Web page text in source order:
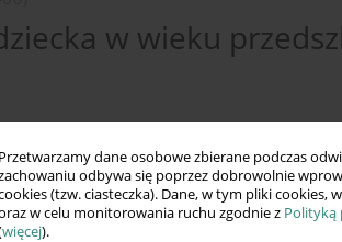
Przetwarzamy dane osobowe zbierane podczas
odbywa się poprzez dobrowolnie
(tzw. ciasteczka). Dane, w tym pliki cookies,
w celu monitorowania ruchu zgodnie z Polityką
więcej).
w wieku